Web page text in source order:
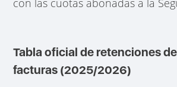
con las cuotas abonadas a la
Tabla oficial de retenciones de
facturas (2025/2026)